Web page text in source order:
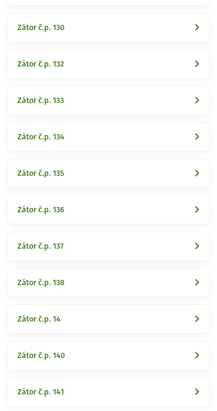
Zátor č.p. 130
Zátor č.p. 132
Zátor č.p. 133
Zátor č.p. 134
Zátor č.p. 135
Zátor č.p. 136
Zátor č.p. 137
Zátor č.p. 138
Zátor č.p. 14
Zátor č.p. 140
Zátor č.p. 141